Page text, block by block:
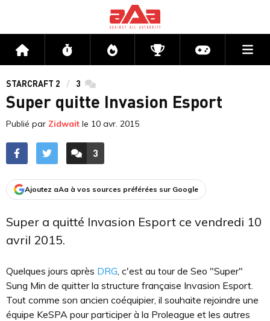
Accueil Flux Directs CompétitionsActu jeux
STARCRAFT 2 3 commentaires
Super quitte Invasion Esport
Publié par Zidwait le 10 avr. 2015
ACCÉDER AUX
3
COMMENTAIRES
Ajoutez aAa à vos sources préférées sur Google
Super a quitté Invasion Esport ce vendredi 10
avril 2015.
Quelques jours après DRG, c'est au tour de Seo "Super"
Sung Min de quitter la structure française Invasion Esport.
Tout comme son ancien coéquipier, il souhaite rejoindre une
équipe KeSPA pour participer à la Proleague et les autres